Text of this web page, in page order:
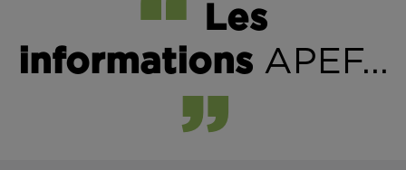
Les
informationsAPEF...